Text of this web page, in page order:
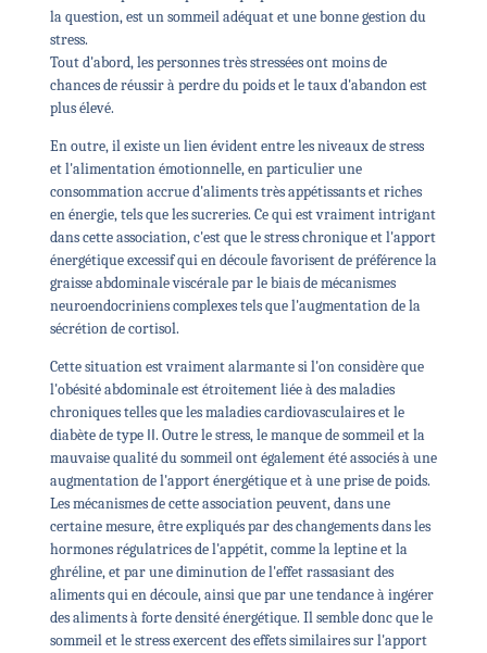
la question, est un sommeil adéquat et une bonne gestion du
stress.
Tout d'abord, les personnes très stressées ont moins de
chances de réussir à perdre du poids et le taux d'abandon est
plus élevé.
En outre, il existe un lien évident entre les niveaux de stress
et l'alimentation émotionnelle, en particulier une
consommation accrue d'aliments très appétissants et riches
en énergie, tels que les sucreries. Ce qui est vraiment intrigant
dans cette association, c'est que le stress chronique et l'apport
énergétique excessif qui en découle favorisent de préférence la
graisse abdominale viscérale par le biais de mécanismes
neuroendocriniens complexes tels que l'augmentation de la
sécrétion de cortisol.
Cette situation est vraiment alarmante si l'on considère que
l'obésité abdominale est étroitement liée à des maladies
chroniques telles que les maladies cardiovasculaires et le
diabète de type ΙΙ. Outre le stress, le manque de sommeil et la
mauvaise qualité du sommeil ont également été associés à une
augmentation de l'apport énergétique et à une prise de poids.
Les mécanismes de cette association peuvent, dans une
certaine mesure, être expliqués par des changements dans les
hormones régulatrices de l'appétit, comme la leptine et la
ghréline, et par une diminution de l'effet rassasiant des
aliments qui en découle, ainsi que par une tendance à ingérer
des aliments à forte densité énergétique. Il semble donc que le
sommeil et le stress exercent des effets similaires sur l'apport